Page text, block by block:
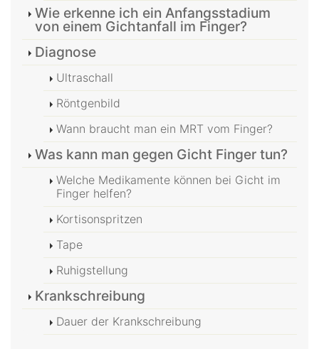
Wie erkenne ich ein Anfangsstadium
von einem Gichtanfall im Finger?
Diagnose
Ultraschall
Röntgenbild
Wann braucht man ein MRT vom Finger?
Was kann man gegen Gicht Finger tun?
Welche Medikamente können bei Gicht im
Finger helfen?
Kortisonspritzen
Tape
Ruhigstellung
Krankschreibung
Dauer der Krankschreibung